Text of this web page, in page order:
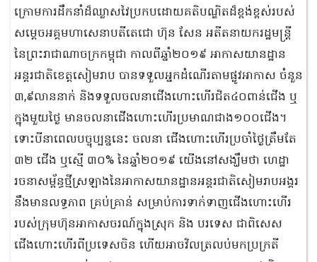
ក្រោមការដឹកនាំដ៏ឈ្លាសវៃប្រកបដោយគតិបណ្ឌិតដ៏ខ្ពង់ខ្ពស់របស់
សម្ដេចអគ្គមហាសេនាបតីតេជោ ហ៊ុន សែន អតីតនាយករដ្ឋមន្ត្រី
នៃព្រះរាជាណាចក្រកម្ពុជា កាលពីឆ្នាំ២០១៩ អាកាសយានដ្ឋាន
អន្តរជាតិខេត្តសៀមរាប បានទទួលអ្នកដំណើរតាមផ្លូវអាកាស ចំនួន
៣,៩លាននាក់ និងទទួលចលនាជើងហោះហើរជិត៤០ពាន់ជើង ឬ
ក្នុងមួយថ្ងៃ មានចលនាជើងហោះហើរប្រមាណជាង១០០ជើង។
ទោះបីនាពេលបច្ចុប្បន្ននេះ ចលនា ជើងហោះហើរប្រចាំថ្ងៃត្រឹមតែ
៣២ ជើង ឬស្មើ ៣០% នៃឆ្នាំ២០១៩ យើងនៅសង្ឃឹមថា ហេដ្ឋា
រចនាសម្ព័ន្ធថ្មីស្រឡាងនៃអាកាសយានដ្ឋានអន្តរជាតិសៀមរាបអង្គរ
នឹងមានលទ្ធភាព គ្រប់គ្រាន់ សម្រាប់ការទាក់ទាញជើងហោះហើរ
របស់ក្រុមហ៊ុនអាកាសចរណ៍ក្នុងស្រុក និង បរទេស ជាពិសេស
ជើងហោះហើរពីប្រទេសចិន ហើយអាចវិលត្រលប់មកប្រក្រតី